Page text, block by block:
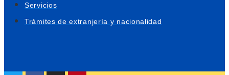
Servicios
Trámites de extranjería y nacionalidad